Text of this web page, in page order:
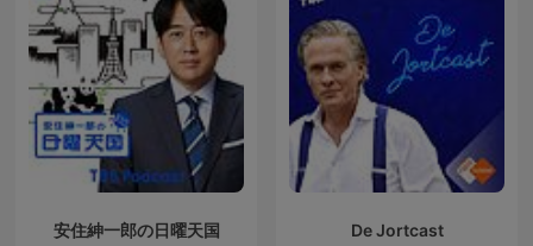
安住紳一郎の日曜天国 De Jortcast